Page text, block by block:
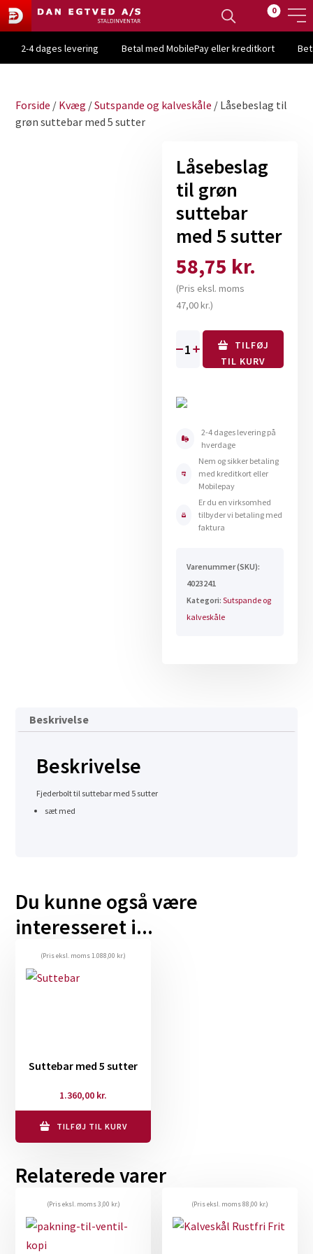
2-4 dages levering Betal med MobilePay eller kreditkort
0
Forside / Kvæg /Sutspande og kalveskåle / Låsebeslag til
grøn suttebar med 5 sutter
Låsebeslag
til grøn
suttebar
med 5 sutter
58,75 kr.
(Pris eksl. moms
47,00kr.)
Låsebeslag
suttebar
sutter
antal
TILFØJ
TIL KURV
2-4 dages levering på
hverdage
Nem og sikker betaling
med kreditkort eller
Mobilepay
Er du en virksomhed
tilbyder vi betaling med
faktura
Varenummer (SKU):
4023241
Kategori:Sutspande og
kalveskåle
Beskrivelse
Beskrivelse
Fjederbolt til suttebar med 5 sutter
sæt med
Du kunne også være
interesseret i...
(Pris eksl. moms1.088,00 kr.)
Suttebar med 5 sutter
1.360,00 kr.
TILFØJ TIL KURV
Relaterede varer
(Pris eksl. moms3,00 kr.) (Pris eksl. moms88,00 kr.)